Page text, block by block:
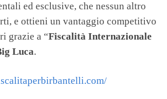
ed esclusive, che nessun altro
e ottieni un vantaggio competitivo
grazie a “Fiscalità Internazionale
Luca.